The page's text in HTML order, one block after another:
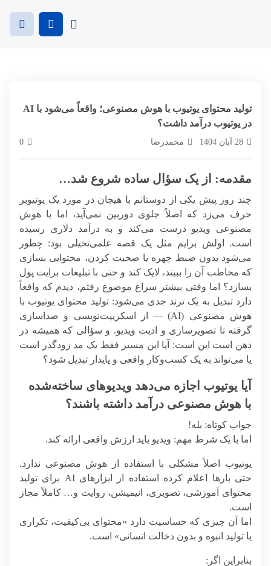
تولید محتوای یوتیوب با هوش مصنوعی؛ واقعاً می‌شود با AI
در یوتیوب درآمد داشت؟
28 آبان 1404 محمدرضا 0
مقدمه: از یک سؤال ساده شروع شد…
چند روز پیش یکی از دوستانم با هیجان در مورد یک یوتیوبر
حرف می‌زد که اصلاً جلوی دوربین نمی‌آید، اما با هوش
مصنوعی ویدیو درست می‌کند و به درآمد دلاری رسیده
است. اولش برایم مثل یک قصه علمی‌تخیلی بود: چطور
می‌شود بدون ضبط چهره یا صحبت کردن، محتوایی بسازی
که مخاطب آن را ببیند، لایک کند و حتی با تبلیغات برایت پول
بسازد؟ اما وقتی بیشتر سراغ موضوع رفتم، دیدم که واقعاً
دارد تبدیل به یک ترند جدی می‌شود: تولید محتوای یوتیوب با
هوش مصنوعی (AI) — از اسکریپت‌نویسی و صداسازی
گرفته تا تصویرسازی و ادیت ویدیو. و سؤالی که همیشه در
ذهن است این است: آیا این مسیر فقط یک مد زودگذر است
یا می‌تواند به یک کسب‌وکار واقعی و پایدار تبدیل شود؟
آیا یوتیوب اجازه می‌دهد ویدیوهای ساخته‌شده
با هوش مصنوعی درآمد داشته باشند؟
جواب کوتاه: بله!
اما با یک شرط مهم: ویدیو باید ارزش واقعی ارائه کند.
یوتیوب اصلاً مشکلی با استفاده از هوش مصنوعی ندارد.
حتی بارها اعلام کرده استفاده از ابزارهای AI برای تولید
محتوای آموزشی، تصویری، انیمیشن، روایت و… کاملاً مجاز
است.
اما آن چیزی که حساسیت دارد «محتوای بی‌کیفیت، تکراری
یا تولید انبوه و بدون دخالت انسانی» است.
بنابراین اگر: